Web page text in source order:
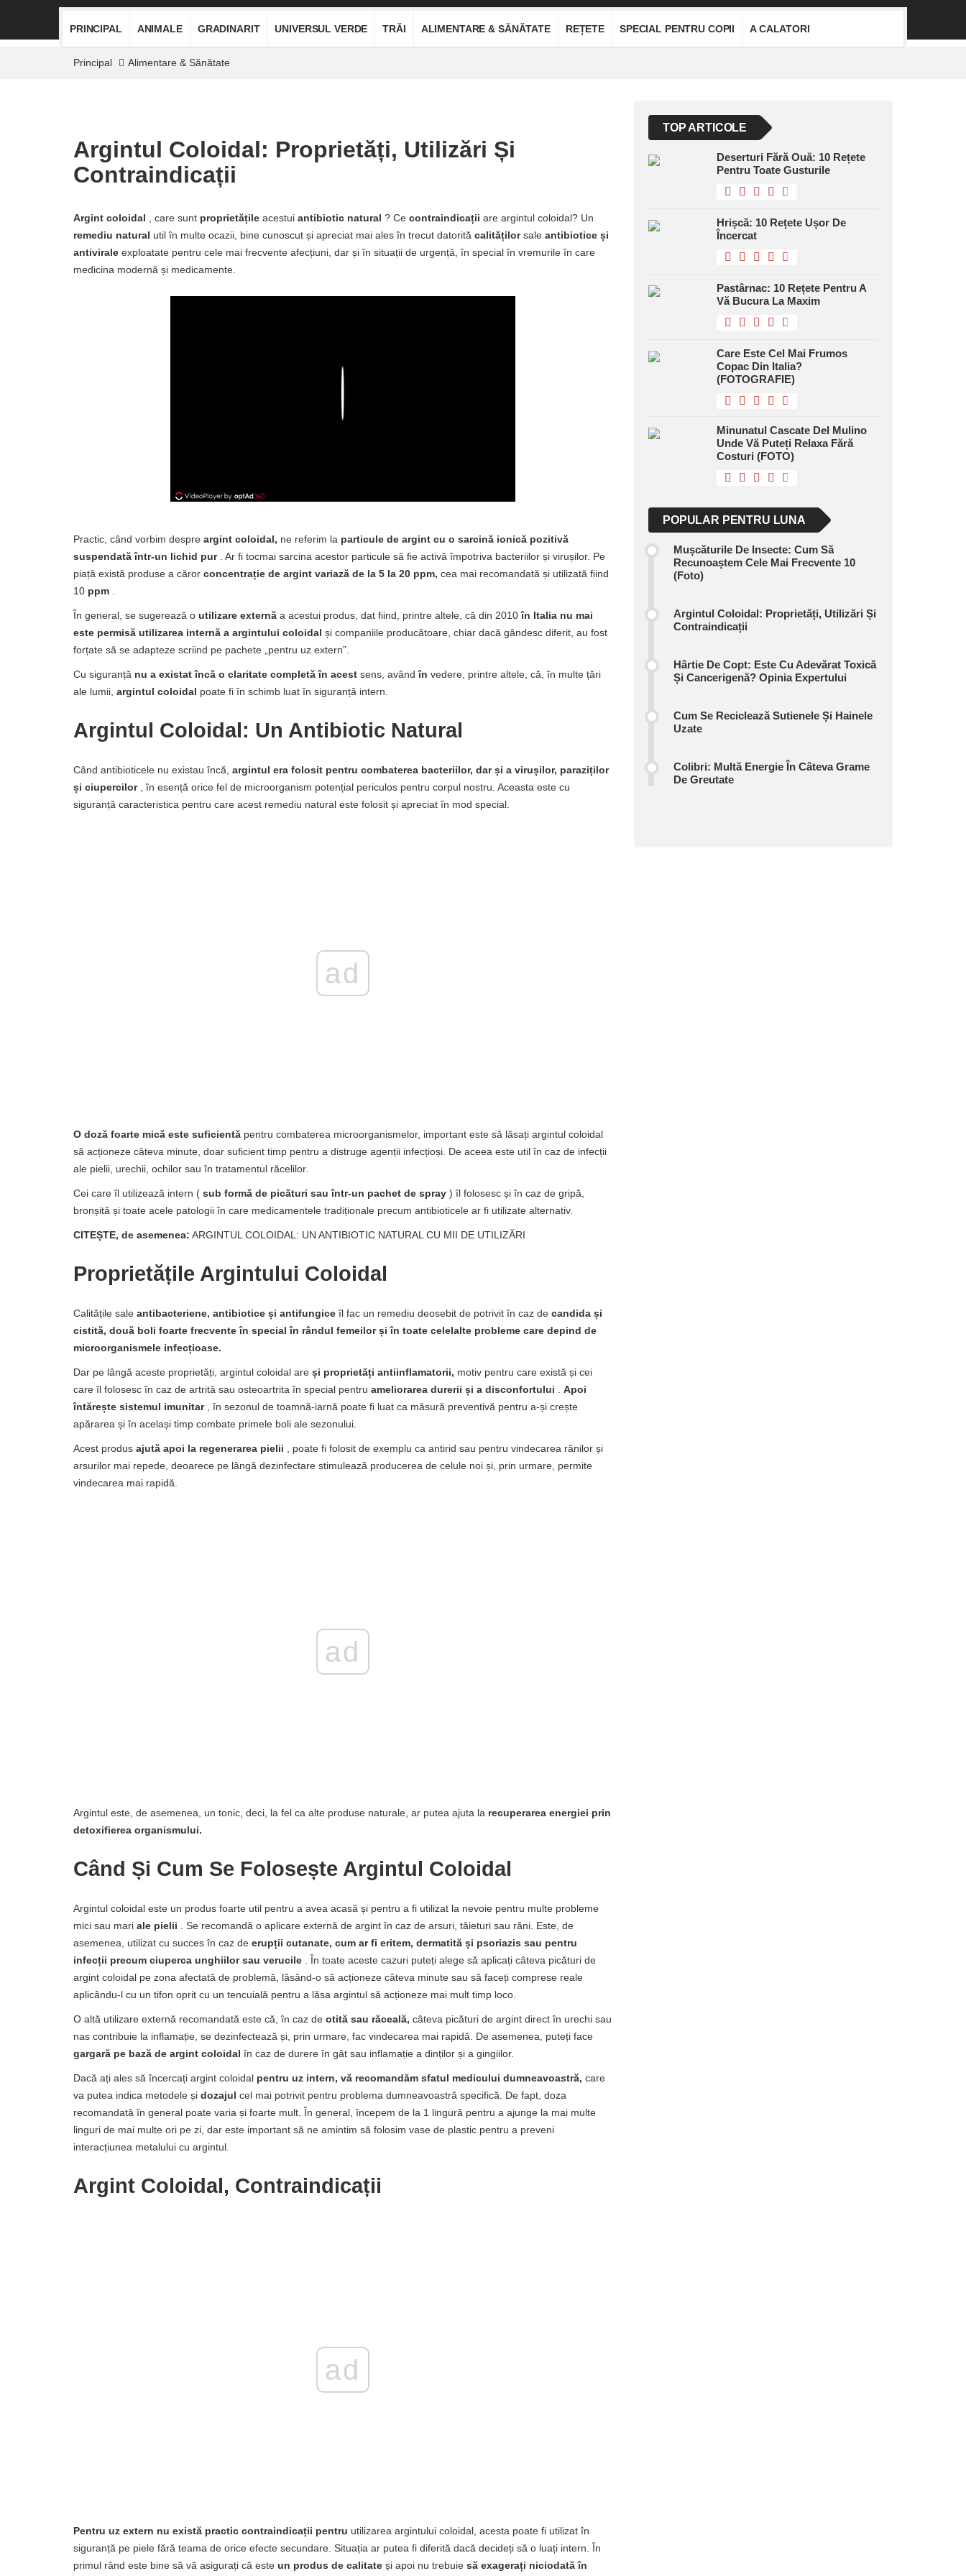
PRINCIPAL ANIMALE GRADINARIT UNIVERSUL VERDE TRĂI ALIMENTARE & SĂNĂTATE REȚETE SPECIAL PENTRU COPII A CALATORI
Principal Alimentare & Sănătate
Argintul Coloidal: Proprietăți, Utilizări Și
Contraindicații
Argint coloidal , care sunt proprietățile acestui antibiotic natural ? Ce contraindicații are argintul coloidal? Un
remediu natural util în multe ocazii, bine cunoscut și apreciat mai ales în trecut datorită calitățilorsale antibiotice și
antivirale exploatate pentru cele mai frecvente afecțiuni, dar și în situații de urgență, în special în vremurile în care
medicina modernă și medicamente.
Practic, când vorbim despre argint coloidal, ne referim la particule de argint cu o sarcină ionică pozitivă
suspendată într-un lichid pur. Ar fi tocmai sarcina acestor particule să fie activă împotriva bacteriilor și virușilor. Pe
piață există produse a căror concentrație de argint variază de la 5 la 20 ppm, cea mai recomandată și utilizată fiind
10 ppm
În general, se sugerează o utilizare externă a acestui produs, dat fiind, printre altele, că din 2010în Italia nu mai
este permisă utilizarea internă a argintului coloidal și companiile producătoare, chiar dacă gândesc diferit, au fost
forțate să se adapteze scriind pe pachete „pentru uz extern”.
Cu siguranță nu a existat încă o claritate completă în acest sens, avândîn vedere, printre altele, că, în multe țări
ale lumii, argintul coloidal poate fi în schimb luat în siguranță intern.
Argintul Coloidal: Un Antibiotic Natural
Când antibioticele nu existau încă, argintul era folosit pentru combaterea bacteriilor, dar și a virușilor, paraziților
și ciupercilor, în esență orice fel de microorganism potențial periculos pentru corpul nostru. Aceasta este cu
siguranță caracteristica pentru care acest remediu natural este folosit și apreciat în mod special.
ad
O doză foarte mică este suficientă pentru combaterea microorganismelor, important este să lăsați argintul coloidal
să acționeze câteva minute, doar suficient timp pentru a distruge agenții infecțioși. De aceea este util în caz de infecții
ale pielii, urechii, ochilor sau în tratamentul răcelilor.
Cei care îl utilizează intern ( sub formă de picături sau într-un pachet de spray ) îl folosesc și în caz de gripă,
bronșită și toate acele patologii în care medicamentele tradiționale precum antibioticele ar fi utilizate alternativ.
CITEȘTE, de asemenea: ARGINTUL COLOIDAL: UN ANTIBIOTIC NATURAL CU MII DE UTILIZĂRI
Proprietățile Argintului Coloidal
Calitățile sale antibacteriene, antibiotice și antifungice îl fac un remediu deosebit de potrivit în caz de candida și
cistită, două boli foarte frecvente în special în rândul femeilor și în toate celelalte probleme care depind de
microorganismele infecțioase.
Dar pe lângă aceste proprietăți, argintul coloidal are și proprietăți antiinflamatorii, motiv pentru care există și cei
care îl folosesc în caz de artrită sau osteoartrita în special pentru ameliorarea durerii și a disconfortului
Apoi
întărește sistemul imunitar, în sezonul de toamnă-iarnă poate fi luat ca măsură preventivă pentru a-și crește
apărarea și în același timp combate primele boli ale sezonului.
Acest produs ajută apoi la regenerarea pielii , poate fi folosit de exemplu ca antirid sau pentru vindecarea rănilor și
arsurilor mai repede, deoarece pe lângă dezinfectare stimulează producerea de celule noi și, prin urmare, permite
vindecarea mai rapidă.
ad
Argintul este, de asemenea, un tonic, deci, la fel ca alte produse naturale, ar putea ajuta la recuperarea energiei prin
detoxifierea organismului.
Când Și Cum Se Folosește Argintul Coloidal
Argintul coloidal este un produs foarte util pentru a avea acasă și pentru a fi utilizat la nevoie pentru multe probleme
mici sau mari ale pielii . Se recomandă o aplicare externă de argint în caz de arsuri, tăieturi sau răni. Este, de
asemenea, utilizat cu succes în caz de erupții cutanate, cum ar fi eritem, dermatită și psoriazis sau pentru
infecții precum ciuperca unghiilor sau verucile . În toate aceste cazuri puteți alege să aplicați câteva picături de
argint coloidal pe zona afectată de problemă, lăsând-o să acționeze câteva minute sau să faceți comprese reale
aplicându-l cu un tifon oprit cu un tencuială pentru a lăsa argintul să acționeze mai mult timp loco.
O altă utilizare externă recomandată este că, în caz de otită sau răceală, câteva picături de argint direct în urechi sau
nas contribuie la inflamație, se dezinfectează și, prin urmare, fac vindecarea mai rapidă. De asemenea, puteți face
gargară pe bază de argint coloidal în caz de durere în gât sau inflamație a dinților și a gingiilor.
Dacă ați ales să încercați argint coloidal pentru uz intern, vă recomandăm sfatul medicului dumneavoastră, care
va putea indica metodele și dozajul cel mai potrivit pentru problema dumneavoastră specifică. De fapt, doza
recomandată în general poate varia și foarte mult. În general, începem de la 1 lingură pentru a ajunge la mai multe
linguri de mai multe ori pe zi, dar este important să ne amintim să folosim vase de plastic pentru a preveni
interacțiunea metalului cu argintul.
Argint Coloidal, Contraindicații
ad
Pentru uz extern nu există practic contraindicații pentru utilizarea argintului coloidal, acesta poate fi utilizat în
siguranță pe piele fără teama de orice efecte secundare. Situația ar putea fi diferită dacă decideți să o luați intern. În
primul rând este bine să vă asigurați că este un produs de calitate și apoi nu trebuie să exagerați niciodată în
TOP ARTICOLE
Deserturi Fără Ouă: 10 Rețete
Pentru Toate Gusturile
Hrișcă: 10 Rețete Ușor De
Încercat
Pastârnac: 10 Rețete Pentru A
Vă Bucura La Maxim
Care Este Cel Mai Frumos
Copac Din Italia?
(FOTOGRAFIE)
Minunatul Cascate Del Mulino
Unde Vă Puteți Relaxa Fără
Costuri (FOTO)
POPULAR PENTRU LUNA
Mușcăturile De Insecte: Cum Să
Recunoaștem Cele Mai Frecvente 10
(foto)
Argintul Coloidal: Proprietăți, Utilizări Și
Contraindicații
Hârtie De Copt: Este Cu Adevărat Toxică
Și Cancerigenă? Opinia Expertului
Cum Se Reciclează Sutienele Și Hainele
Uzate
Colibri: Multă Energie În Câteva Grame
De Greutate